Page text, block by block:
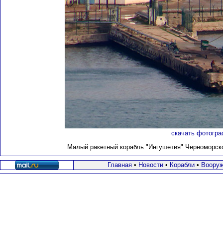
скачать
Малый ракетный корабль "Ингушетия"
Главная• Новости• Корабли•